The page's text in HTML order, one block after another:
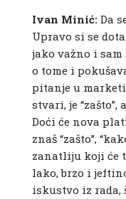
Ivan Minić: Da
Upravo si se
jako važno i
o tome i
pitanje u
stvari, je “zašto”,
Doći će nova
znaš “zašto”,
zanatliju koji će
lako, brzo i
iskustvo iz rada,